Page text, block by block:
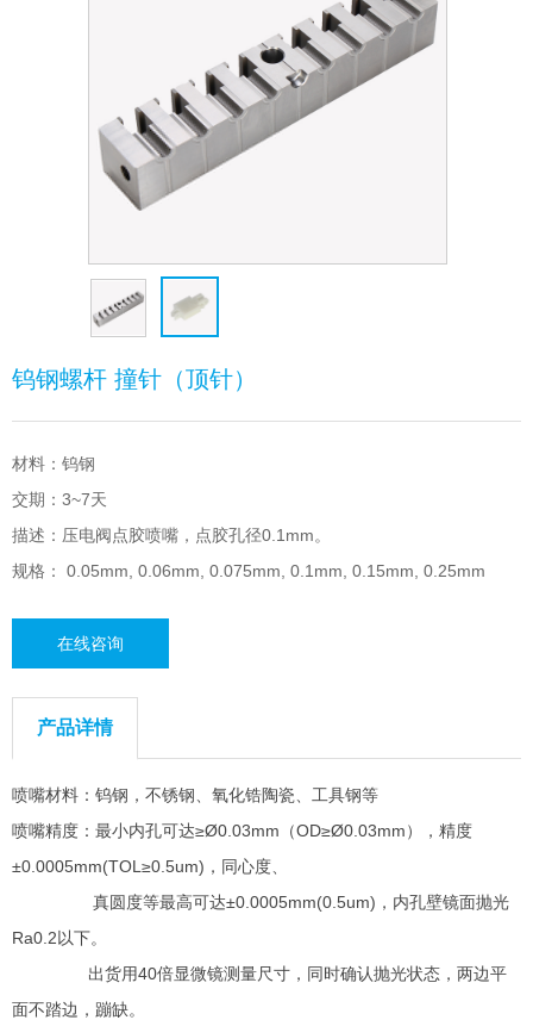
钨钢螺杆 撞针（顶针）
材料：钨钢
交期：3~7天
描述：压电阀点胶喷嘴，点胶孔径0.1mm。
规格： 0.05mm, 0.06mm, 0.075mm, 0.1mm, 0.15mm, 0.25mm
在线咨询
产品详情
喷嘴材料：钨钢，不锈钢、氧化锆陶瓷、工具钢等
喷嘴精度：最小内孔可达≥Ø0.03mm（OD≥Ø0.03mm），精度
±0.0005mm(TOL≥0.5um)，同心度、
真圆度等最高可达±0.0005mm(0.5um)，内孔壁镜面抛光
Ra0.2以下。
出货用40倍显微镜测量尺寸，同时确认抛光状态，两边平
面不踏边，蹦缺。